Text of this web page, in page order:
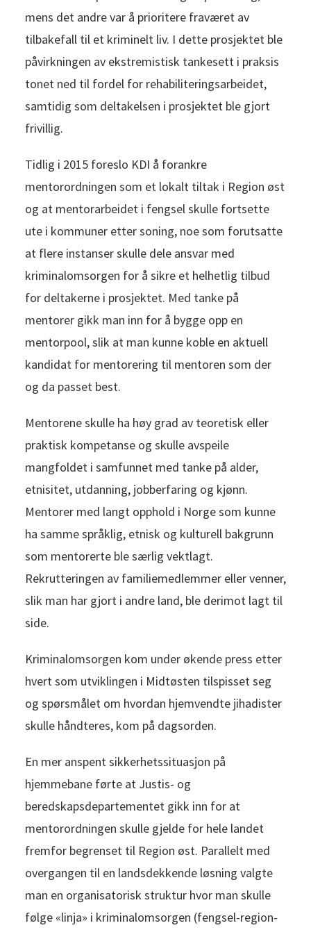
mens det andre var å prioritere fraværet av
tilbakefall til et kriminelt liv. I dette prosjektet ble
påvirkningen av ekstremistisk tankesett i praksis
tonet ned til fordel for rehabiliteringsarbeidet,
samtidig som deltakelsen i prosjektet ble gjort
frivillig.
Tidlig i 2015 foreslo KDI å forankre
mentorordningen som et lokalt tiltak i Region øst
og at mentorarbeidet i fengsel skulle fortsette
ute i kommuner etter soning, noe som forutsatte
at flere instanser skulle dele ansvar med
kriminalomsorgen for å sikre et helhetlig tilbud
for deltakerne i prosjektet. Med tanke på
mentorer gikk man inn for å bygge opp en
mentorpool, slik at man kunne koble en aktuell
kandidat for mentorering til mentoren som der
og da passet best.
Mentorene skulle ha høy grad av teoretisk eller
praktisk kompetanse og skulle avspeile
mangfoldet i samfunnet med tanke på alder,
etnisitet, utdanning, jobberfaring og kjønn.
Mentorer med langt opphold i Norge som kunne
ha samme språklig, etnisk og kulturell bakgrunn
som mentorerte ble særlig vektlagt.
Rekrutteringen av familiemedlemmer eller venner,
slik man har gjort i andre land, ble derimot lagt til
side.
Kriminalomsorgen kom under økende press etter
hvert som utviklingen i Midtøsten tilspisset seg
og spørsmålet om hvordan hjemvendte jihadister
skulle håndteres, kom på dagsorden.
En mer anspent sikkerhetssituasjon på
hjemmebane førte at Justis- og
beredskapsdepartementet gikk inn for at
mentorordningen skulle gjelde for hele landet
fremfor begrenset til Region øst. Parallelt med
overgangen til en landsdekkende løsning valgte
man en organisatorisk struktur hvor man skulle
følge «linja» i kriminalomsorgen (fengsel-region-